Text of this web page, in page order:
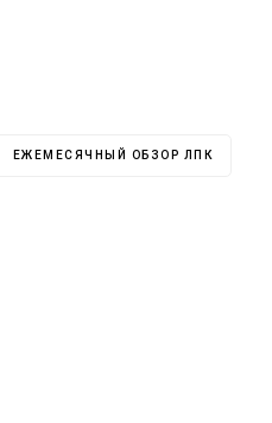
ЕЖЕМЕСЯЧНЫЙ ОБЗОР ЛПК